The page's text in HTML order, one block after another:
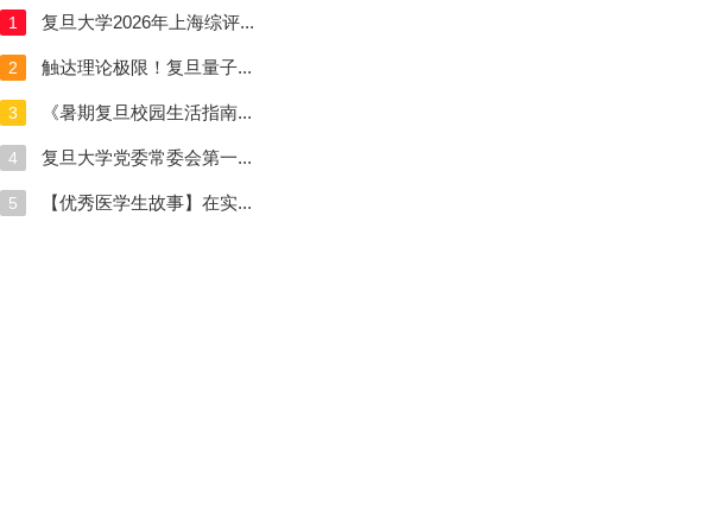
1 复旦大学2026年上海综评...
2 触达理论极限！复旦量子...
3 《暑期复旦校园生活指南...
4 复旦大学党委常委会第一...
5 【优秀医学生故事】在实...